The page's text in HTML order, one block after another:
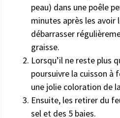
peau) dans une poêle
minutes après les avoir
débarrasser
graisse.
Lorsqu’il ne reste plus
poursuivre la cuisson à
une jolie coloration de
Ensuite, les retirer du
sel et des 5 baies.